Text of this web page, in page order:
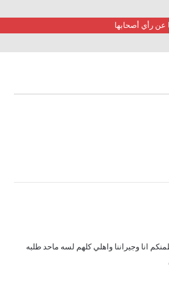
عن رأي أصحابها
انا وجيراننا واهلي كلهم لسه ماحد طلبه